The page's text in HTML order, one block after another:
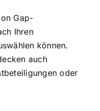
Gap-
Ihren
können.
auch
oder